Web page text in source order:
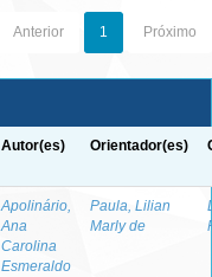
Anterior 1 Próximo
Autor(es) Orientador(es)
Apolinário,
Ana
Carolina
Esmeraldo
Paula, Lilian
Marly de